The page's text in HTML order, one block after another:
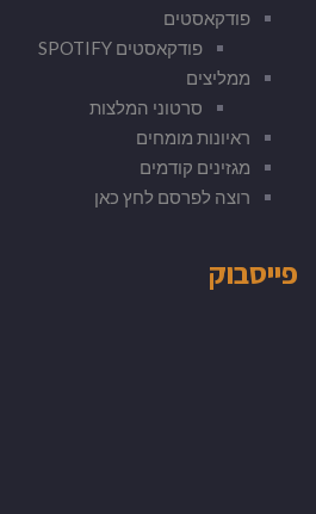
פודקאסטים
פודקאסטים SPOTIFY
ממליצים
סרטוני המלצות
ראיונות מומחים
מגזינים קודמים
רוצה לפרסם לחץ כאן
פייסבוק